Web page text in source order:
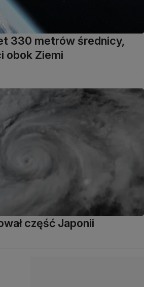
330 metrów średnicy,
obok Ziemi
część Japonii